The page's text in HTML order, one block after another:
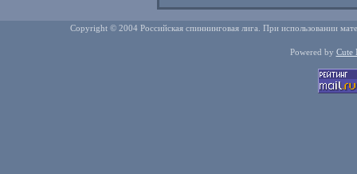
Copyright © 2004 Российская спиннинговая лига. При использовании
Powered by Cute